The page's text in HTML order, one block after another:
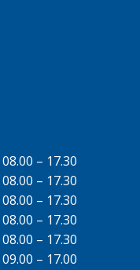
08.00 – 17.30
08.00 – 17.30
08.00 – 17.30
08.00 – 17.30
08.00 – 17.30
09.00 – 17.00